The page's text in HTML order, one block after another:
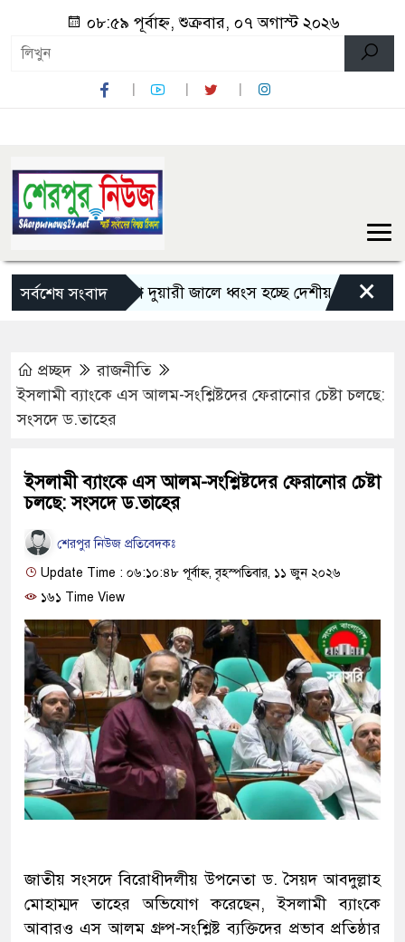
০৮:৫৯ পূর্বাহ্ন, শুক্রবার, ০৭ অগাস্ট ২০২৬
সর্বশেষ সংবাদ
শেরপুরে চায়না দুয়ারী জালে ধ্বংস হচ্ছে দেশীয় মাছ ×
প্রচ্ছদ
রাজনীতি
ইসলামী ব্যাংকে এস আলম-সংশ্লিষ্টদের ফেরানোর চেষ্টা চলছে:
সংসদে ড.তাহের
ইসলামী ব্যাংকে এস আলম-সংশ্লিষ্টদের ফেরানোর চেষ্টা
চলছে: সংসদে ড.তাহের
শেরপুর নিউজ প্রতিবেদকঃ
Update Time : ০৬:১০:৪৮ পূর্বাহ্ন, বৃহস্পতিবার, ১১ জুন ২০২৬
১৬১ Time View
জাতীয় সংসদে বিরোধীদলীয় উপনেতা ড. সৈয়দ আবদুল্লাহ
মোহাম্মদ তাহের অভিযোগ করেছেন, ইসলামী ব্যাংকে
আবারও এস আলম গ্রুপ-সংশ্লিষ্ট ব্যক্তিদের প্রভাব প্রতিষ্ঠার